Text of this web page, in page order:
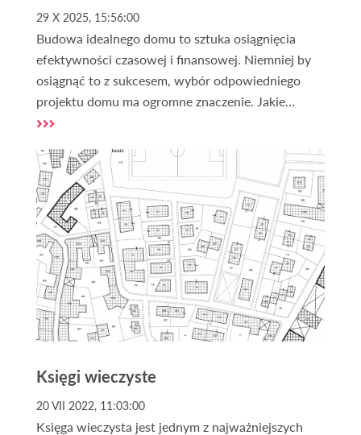
29 X 2025, 15:56:00
Budowa idealnego domu to sztuka osiągnięcia
efektywności czasowej i finansowej. Niemniej by
osiągnąć to z sukcesem, wybór odpowiedniego
projektu domu ma ogromne znaczenie. Jakie
projekty domów uznaje się za ekonomiczne pod
realizacji?
Księgi wieczyste
20 VII 2022, 11:03:00
Księga wieczysta jest jednym z najważniejszych